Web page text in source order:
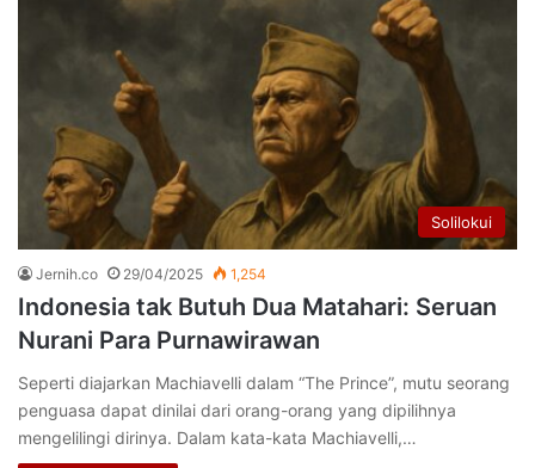
Solilokui
Jernih.co 29/04/2025 1,254
Indonesia tak Butuh Dua Matahari: Seruan
Nurani Para Purnawirawan
Seperti diajarkan Machiavelli dalam “The Prince”, mutu seorang
penguasa dapat dinilai dari orang-orang yang dipilihnya
mengelilingi dirinya. Dalam kata-kata Machiavelli,…